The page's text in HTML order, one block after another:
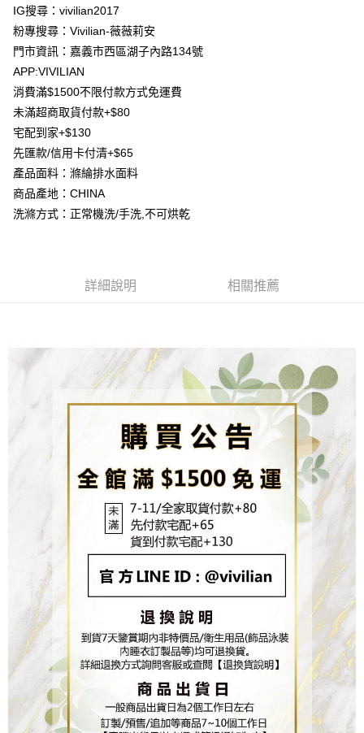
流程，驗證手機門號後，選擇欲分期的期數、繳款截止日，確認付款後即完
成交易。
3.實際核准額度、可分期數及費用金額請依後續交易確認頁面所載為準。
4.訂單成立30分鐘內，如未前往確認交易或遇審核未通過，訂單將自動取
消。如遇「轉專審核」未通過狀況，表示未達大哥付你分期系統評分，恕無
【繳款方式說明】
1.分期款項不併入電信帳單，「大哥付你分期」於每月結算日後寄送繳費提
醒簡訊。
2.透過簡訊連結打開帳單後，可選擇「超商條碼／台灣大直營門市／銀行轉
帳／街口支付／iPASS MONEY」等通路繳費。
1.本服務係由「台灣大哥大股份有限公司」（以下簡稱本公司）所提供，讓
用戶於交易時，得透過本服務購買商品或服務，並由商店將買賣／分期付款
3.完整用戶服務條款，請詳閱以下連結：
https://oppay.tw/userRule
【關於「AFTEE先享後付」】
AFTEE先享後付是「在收到商品之後才付款」的支付方式。 讓您購物簡單
便利好安心！
１．簡單：不需註冊會員、不需綁卡、不需儲值。
２．便利：只要手機號碼，簡訊認證，即可結帳。
３．安心：先確認商品／服務後，再付款。
【「AFTEE先享後付」結帳流程】
１．於結帳方式選擇「AFTEE先享後付」後，將跳轉至「AFTEE先享後付」
結帳頁面，進行簡訊認證並確認金額後，即可完成結帳。
２．訂單成立數日內，您將收到繳費通知簡訊。
３．收到繳費通知簡訊後14天內，點擊此簡訊中的連結，可透過四大超商／
ATM／網路銀行／等多元方式進行付款，方視為交易完成。
※ 請注意：結帳手續完成當下不需立刻繳費，但若您需要取消訂單，請聯絡
購買商品的店家。未經商家同意取消之訂單仍視為有效，需透過AFTEE先享
客戶支援中心」https://netprotections.freshdesk.com/support/home
權轉讓予恩沛科技股份有限公司。
２．關於個人資料處理事宜，請瀏覽以下網址：
https://aftee.tw/terms/#terms3
３．未成年的使用者請事先徵得法定代理人或監護人之同意方可使用
「AFTEE先享後付」，若未經同意申辦者引起之損失，本公司不負相關責
４．使用「AFTEE先享後付」時，將依據個別帳號之用戶狀況，依本公司即
時審查核予不同之上限額度；若仍有額度不足之情形，本公司將視審查結果
請求用戶進行身份認證。
５．嚴禁一人註冊多個帳號或使用他人資訊註冊。若發現惡意使用之情形，
恩沛科技股份有限公司將有權停止該用戶之使用額度並採取法律行動。
ATM付款
貨到付款
運送方式
全家取貨付款
每筆NT$80，滿NT$1,500(含以上)免運費
7-11取貨付款
每筆NT$80，滿NT$1,500(含以上)免運費
IG搜尋：vivilian2017
粉專搜尋：Vivilian-薇薇莉安
門市資訊：嘉義市西區湖子內路134號
APP:VIVILIAN
消費滿$1500不限付款方式免運費
未滿超商取貨付款+$80
宅配到家+$130
先匯款/信用卡付清+$65
產品面料：滌綸排水面料
商品產地：CHINA
洗滌方式：正常機洗/手洗,不可烘乾
詳細說明 相關推薦